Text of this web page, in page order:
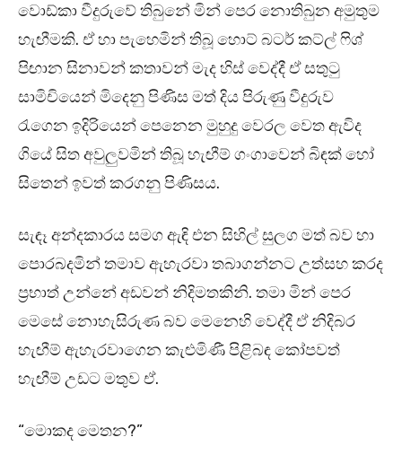
වොඩ්කා වීදුරුවේ තිබුනේ මින් පෙර නොතිබුන අමුතුම
හැඟීමකි. ඒ හා පැහෙමින් තිබූ හොට් බටර් කට්ල් ෆිශ්
පිඟාන සිනාවන් කතාවන් මැද හිස් වෙද්දී ඒ සතුටු
සාමිචියෙන් මිදෙනු පිණිස මත් දිය පිරුණු වීදුරුව
රැගෙන ඉදිරියෙන් පෙනෙන මුහුදු වෙරල වෙත ඇවිද
ගියේ සිත අවුලුවමින් තිබූ හැඟීම් ගංගාවෙන් බිඳක් හෝ
සිතෙන් ඉවත් කරගනු පිණිසය.
සැඳෑ අන්දකාරය සමග ඇඳි එන සිහිල් සුලග මත් බව හා
පොරබදමින් තමාව ඇහැරවා තබාගන්නට උත්සහ කරද
ප්‍රභාත් උන්නේ අඩවන් නිදිමතකිනි. තමා මින් පෙර
මෙසේ නොහැසිරුණ බව මෙනෙහි වෙද්දී ඒ නිදිබර
හැඟීම් ඇහැරවාගෙන කැළුමිණී පිළිබඳ කෝපවත්
හැඟීම් උඩට මතුව ඒ.
“මොකද මෙතන?”